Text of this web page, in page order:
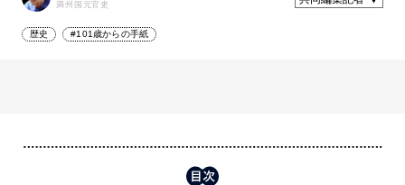
満州国元官吏
歴史 #101歳からの手紙